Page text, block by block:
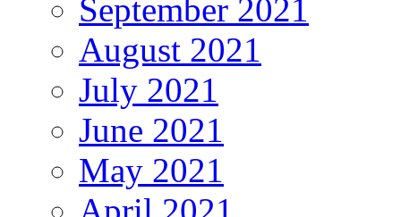
September 2021
August 2021
July 2021
June 2021
May 2021